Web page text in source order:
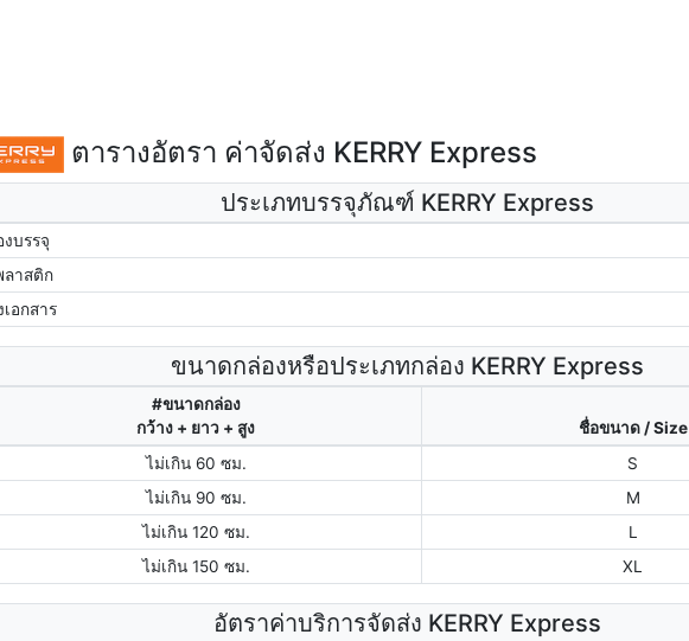
ตารางอัตรา ค่าจัดส่ง KERRY Express
ประเภทบรรจุภัณฑ์ KERRY Express
งบรรจุ
ลาสติก
อกสาร
ขนาดกล่องหรือประเภทกล่อง KERRY Express
#ขนาดกล่อง
กว้าง + ยาว + สูง
ชื่อขนาด / Size
ไม่เกิน 60 ซม.
S
ไม่เกิน 90 ซม.
M
ไม่เกิน 120 ซม.
L
ไม่เกิน 150 ซม.
XL
อัตราค่าบริการจัดส่ง KERRY Express